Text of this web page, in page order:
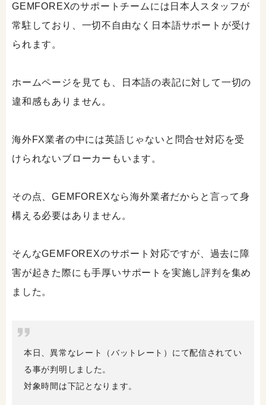
GEMFOREXのサポートチームには日本人スタッフが
常駐しており、一切不自由なく日本語サポートが受け
られます。
ホームページを見ても、日本語の表記に対して一切の
違和感もありません。
海外FX業者の中には英語じゃないと問合せ対応を受
けられないブローカーもいます。
その点、GEMFOREXなら海外業者だからと言って身
構える必要はありません。
そんなGEMFOREXのサポート対応ですが、過去に障
害が起きた際にも手厚いサポートを実施し評判を集め
ました。
本日、異常なレート（バットレート）にて配信されてい
る事が判明しました。
対象時間は下記となります。